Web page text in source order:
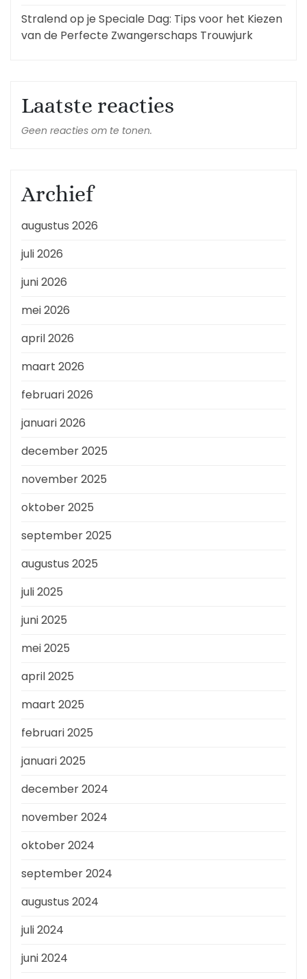
Stralend op je Speciale Dag: Tips voor het Kiezen
van de Perfecte Zwangerschaps Trouwjurk
Laatste reacties
Geen reacties om te tonen.
Archief
augustus 2026
juli 2026
juni 2026
mei 2026
april 2026
maart 2026
februari 2026
januari 2026
december 2025
november 2025
oktober 2025
september 2025
augustus 2025
juli 2025
juni 2025
mei 2025
april 2025
maart 2025
februari 2025
januari 2025
december 2024
november 2024
oktober 2024
september 2024
augustus 2024
juli 2024
juni 2024